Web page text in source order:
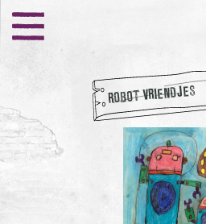
ROBOT VRIENDJES